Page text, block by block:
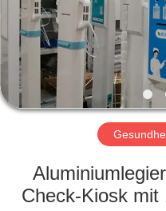
PRODUKTE
VIDEOS
VR-
ÜBER
Check-Kiosk mit